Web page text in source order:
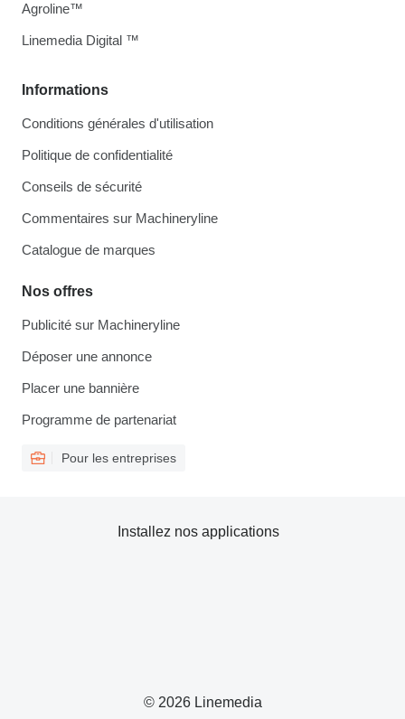
Informations
Conditions générales d'utilisation
Politique de confidentialité
Conseils de sécurité
Commentaires sur Machineryline
Catalogue de marques
Nos offres
Publicité sur Machineryline
Déposer une annonce
Placer une bannière
Programme de partenariat
Pour les entreprises
Agroline™
Linemedia Digital ™
© 2026 Linemedia
Installez nos applications